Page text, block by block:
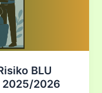
BLU
2025/2026